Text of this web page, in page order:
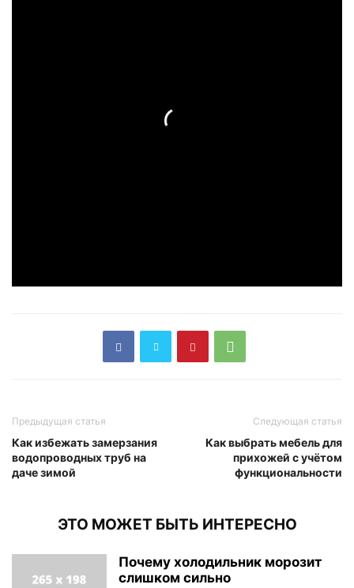
Предыдущая статья
Как избежать замерзания
водопроводных труб на
даче зимой
Следующая статья
Как выбрать мебель для
прихожей с учётом
функциональности
ЭТО МОЖЕТ БЫТЬ ИНТЕРЕСНО
Почему холодильник морозит
слишком сильно